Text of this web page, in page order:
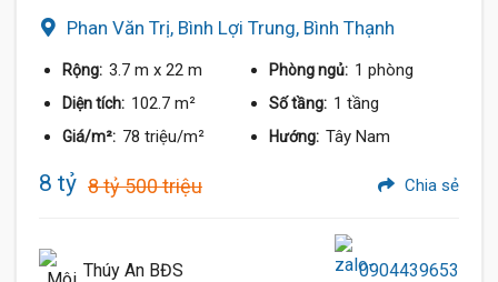
Phan Văn Trị, Bình Lợi Trung, Bình Thạnh
Rộng: 3.7 m x 22 m Phòng ngủ: 1 phòng
Diện tích: 102.7 m² Số tầng: 1 tầng
Giá/m²: 78 triệu/m² Hướng: Tây Nam
8 tỷ 8 tỷ 500 triệu Chia sẻ
Thúy An BĐS 0904439653